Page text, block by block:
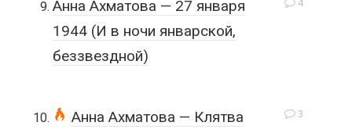
Анна Ахматова — 27 января
1944 (И в ночи январской,
беззвездной)
3
Анна Ахматова — Клятва